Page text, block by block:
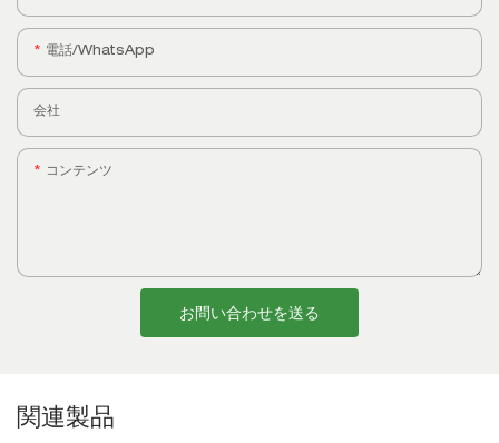
電話/WhatsApp
会社
コンテンツ
お問い合わせを送る
関連製品